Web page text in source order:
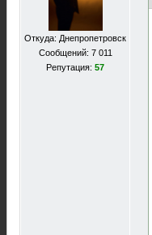
Откуда: Днепропетровск
Сообщений: 7 011
Репутация: 57